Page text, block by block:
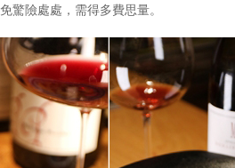
驚險處處，需得多費思量。